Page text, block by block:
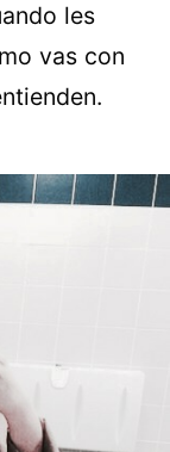
les
vas con